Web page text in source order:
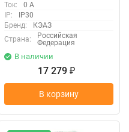
Ток:
0 А
IP:
IP30
Бренд:
КЭАЗ
Страна:
Российская
Федерация
В наличии
17 279 ₽
В корзину